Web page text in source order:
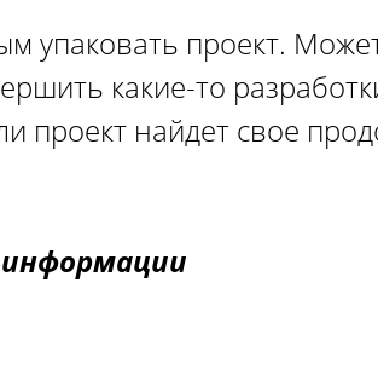
упаковать проект.
какие-то
проект найдет свое